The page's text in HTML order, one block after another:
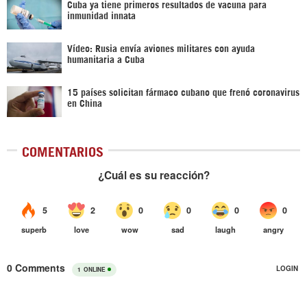
Cuba ya tiene primeros resultados de vacuna para
inmunidad innata
Vídeo: Rusia envía aviones militares con ayuda
humanitaria a Cuba
15 países solicitan fármaco cubano que frenó coronavirus
en China
COMENTARIOS